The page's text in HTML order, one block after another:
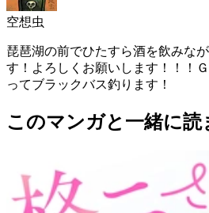
空想虫
琵琶湖の前でひたすら酒を飲みな
す！よろしくお願いします！！！
ってブラックバス釣ります！
このマンガと一緒に